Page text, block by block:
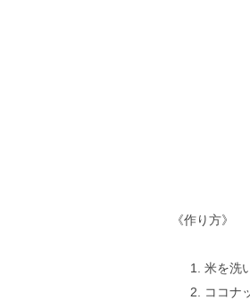
《作り方》
米を洗
ココナ